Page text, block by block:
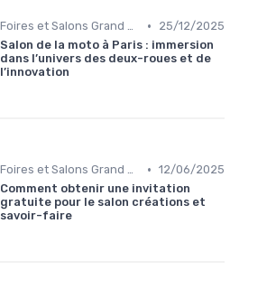
Foires et Salons Grand Public •
25/12/2025
Salon de la moto à Paris : immersion
dans l’univers des deux-roues et de
l’innovation
Foires et Salons Grand Public • 12/06/2025
Comment obtenir une invitation
gratuite pour le salon créations et
savoir-faire